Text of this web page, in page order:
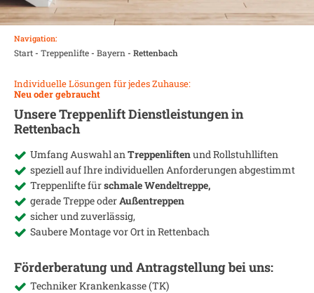
Navigation:
Start- Treppenlifte- Bayern - Rettenbach
Individuelle Lösungen für jedes Zuhause:
Neu oder gebraucht
Unsere Treppenlift Dienstleistungen in
Rettenbach
Umfang Auswahl anTreppenliftenund Rollstuhlliften
speziell auf Ihre individuellen Anforderungen abgestimmt
Treppenlifte fürschmale Wendeltreppe,
gerade Treppe oderAußentreppen
sicher und zuverlässig,
Saubere Montage vor Ort inRettenbach
Förderberatung und Antragstellung bei uns:
Techniker Krankenkasse (TK)